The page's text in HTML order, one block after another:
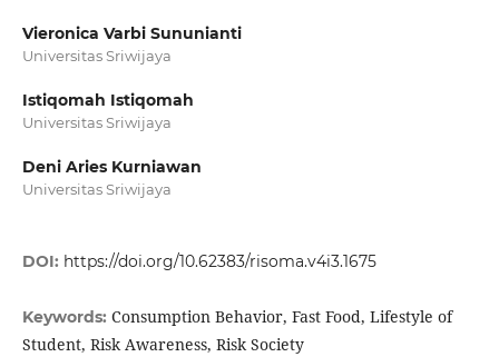
Vieronica Varbi Sununianti
Universitas Sriwijaya
Istiqomah Istiqomah
Universitas Sriwijaya
Deni Aries Kurniawan
Universitas Sriwijaya
DOI: https://doi.org/10.62383/risoma.v4i3.1675
Keywords: Consumption Behavior, Fast Food, Lifestyle of
Student, Risk Awareness, Risk Society